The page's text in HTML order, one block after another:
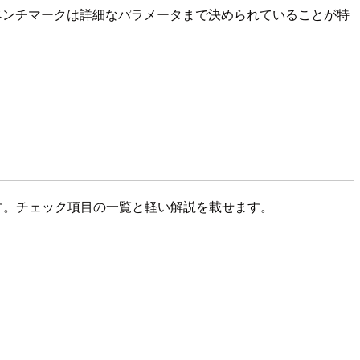
チマークは詳細なパラメータまで決められていることが特
チェック項目の一覧と軽い解説を載せます。